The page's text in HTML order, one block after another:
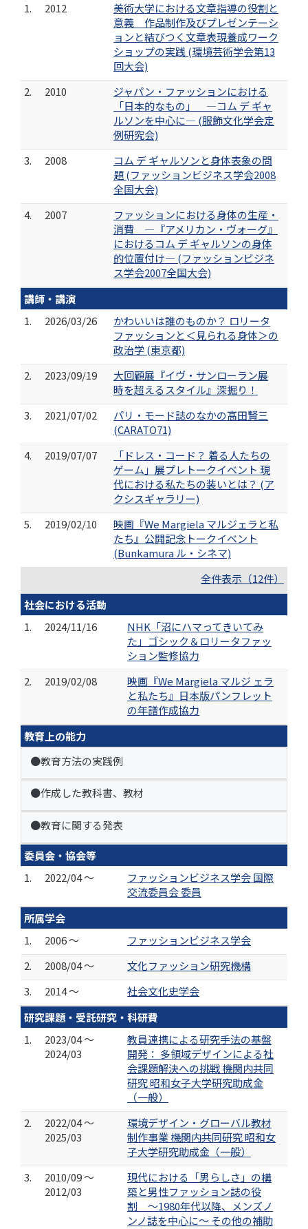
1.
2012
美術大学における文章指導の役割と
意義 作品制作及びプレゼンテーシ
ョンと結びつく文章表現養成ワーク
ショップの実践 (環境芸術学会第13
回大会)
2.
2010
ジャパン・ファッションにおける
「日本的なもの」 ―コム デ ギャ
ルソンを中心に― (服飾文化学会定
例研究会)
3.
2008
コム デ ギャルソンと身体表象の問
題 (ファッションビジネス学会2008
全国大会)
4.
2007
ファッションにおける身体の生産・
消費 ―『アメリカン・ヴォーグ』
におけるコム デ ギャルソンの身体
的位置付け― (ファッションビジネ
ス学会2007全国大会)
講師・講演
1.
2026/03/26
かわいいは誰のものか？ ロリータ
ファッションと＜見られる身体＞の
政治学 (東京都)
2.
2023/09/19
大回顧展『イヴ・サンローラン展
時を超えるスタイル』深掘り！
3.
2021/07/02
パリ・モード誌のなかの髙田賢三
(CARATO71)
4.
2019/07/07
「ドレス・コード？ 着る人たちの
ゲーム」展プレトークイベント 現
代における私たちの装いとは？ (ア
クシスギャラリー)
5.
2019/02/10
映画『We Margiela マルジェラと私
たち』公開記念トークイベント
(Bunkamura ル・シネマ)
全件表示（12件）
社会における活動
1.
2024/11/16
NHK「沼にハマってきいてみ
た」ゴシック＆ロリータファッ
ション監修協力
2.
2019/02/08
映画『We Margiela マルジ ェラ
と私たち』日本版パンフレット
の年譜作成協力
教育上の能力
●教育方法の実践例
●作成した教科書、教材
●教育に関する発表
委員会・協会等
1.
2022/04 ～
ファッションビジネス学会 国際
交流委員会 委員
所属学会
1.
2006 ～
ファッションビジネス学会
2.
2008/04 ～
文化ファッション研究機構
3.
2014 ～
社会文化史学会
研究課題・受託研究・科研費
1.
2023/04 ～
2024/03
教員連携による研究手法の基盤
開発： 多領域デザインによる社
会課題解決への挑戦 機関内共同
研究 昭和女子大学研究助成金
（一般）
2.
2022/04 ～
2025/03
環境デザイン・グローバル教材
制作事業 機関内共同研究 昭和女
子大学研究助成金（一般）
3.
2010/09 ～
2012/03
現代における「男らしさ」の構
築と男性ファッション誌の役
割 〜1980年代以降、メンズノ
ンノ誌を中心に〜 その他の補助